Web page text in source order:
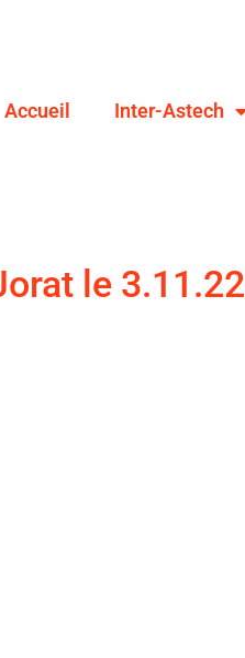
Accueil Inter-Astech
le 3.11.22